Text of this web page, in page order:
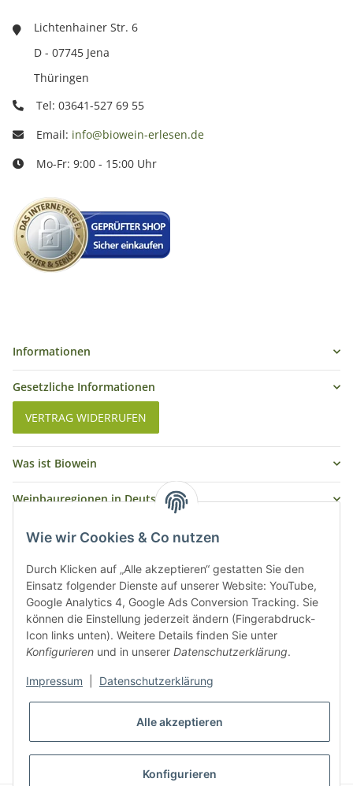
Wie wir Cookies & Co nutzen
Durch Klicken auf „Alle akzeptieren“ gestatten Sie den
Einsatz folgender Dienste auf unserer Website: YouTube,
Google Analytics 4, Google Ads Conversion Tracking. Sie
können die Einstellung jederzeit ändern (Fingerabdruck-
Icon links unten). Weitere Details finden Sie unter
Konfigurieren und in unserer Datenschutzerklärung.
Impressum Datenschutzerklärung
Alle akzeptieren
Konfigurieren
Lichtenhainer Str. 6
D - 07745 Jena
Thüringen
Tel: 03641-527 69 55
Email: info@biowein-erlesen.de
Mo-Fr: 9:00 - 15:00 Uhr
Informationen
Gesetzliche Informationen
VERTRAG WIDERRUFEN
Was ist Biowein
Weinbauregionen in Deutschland
Weinbauregionen und Weinbaugebiete in Österreich
Weiße Rebsorten
Rote Rebsorten